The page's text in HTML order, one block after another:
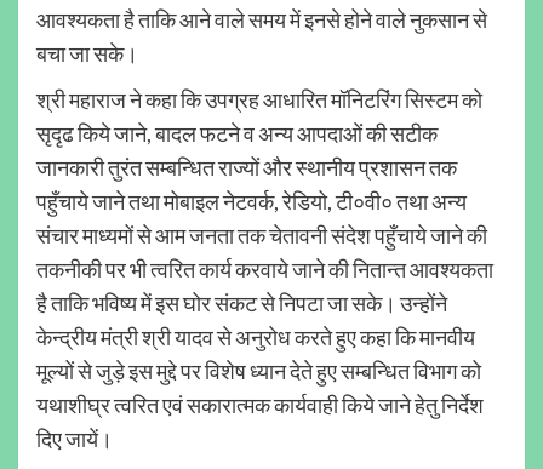
आवश्यकता है ताकि आने वाले समय में इनसे होने वाले नुकसान से
बचा जा सके।
श्री महाराज ने कहा कि उपग्रह आधारित मॉनिटरिंग सिस्टम को
सृदृढ किये जाने, बादल फटने व अन्य आपदाओं की सटीक
जानकारी तुरंत सम्बन्धित राज्यों और स्थानीय प्रशासन तक
पहुँचाये जाने तथा मोबाइल नेटवर्क, रेडियो, टी०वी० तथा अन्य
संचार माध्यमों से आम जनता तक चेतावनी संदेश पहुँचाये जाने की
तकनीकी पर भी त्वरित कार्य करवाये जाने की नितान्त आवश्यकता
है ताकि भविष्य में इस घोर संकट से निपटा जा सके। उन्होंने
केन्द्रीय मंत्री श्री यादव से अनुरोध करते हुए कहा कि मानवीय
मूल्यों से जुड़े इस मुद्दे पर विशेष ध्यान देते हुए सम्बन्धित विभाग को
यथाशीघ्र त्वरित एवं सकारात्मक कार्यवाही किये जाने हेतु निर्देश
दिए जायें।